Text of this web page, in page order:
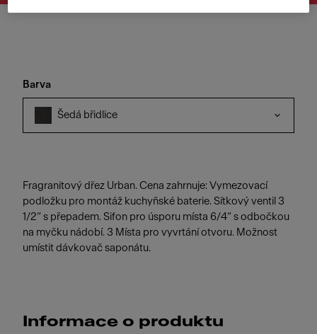
Barva
Šedá břidlice
Fragranitový dřez Urban. Cena zahrnuje: Vymezovací
podložku pro montáž kuchyňské baterie. Sítkový ventil 3
1/2“ s přepadem. Sifon pro úsporu místa 6/4“ s odbočkou
na myčku nádobí. 3 Místa pro vyvrtání otvoru. Možnost
umístit dávkovač saponátu.
Informace o produktu